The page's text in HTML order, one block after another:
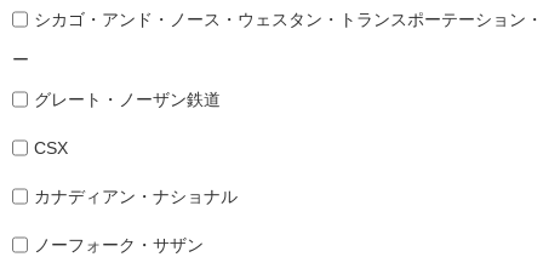
シカゴ・アンド・ノース・ウェスタン・トランスポーテーション
ー
グレート・ノーザン鉄道
CSX
カナディアン・ナショナル
ノーフォーク・サザン